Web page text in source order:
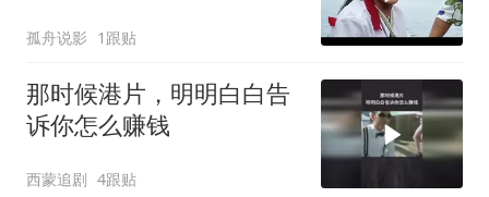
孤舟说影 1跟贴
那时候港片，明明白白告
诉你怎么赚钱
西蒙追剧 4跟贴